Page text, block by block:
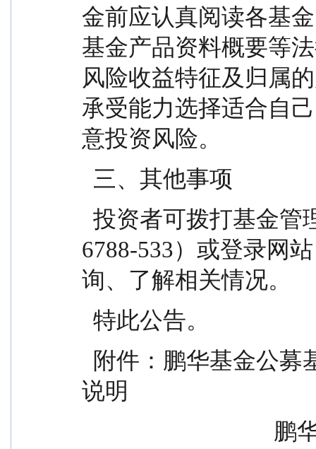
金前应认真阅读各基
基金产品资料概要等
风险收益特征及归属
承受能力选择适合自
意投资风险。
  三、其他事项
6788-533）或登录网
询、了解相关情况。
  特此公告。
说明